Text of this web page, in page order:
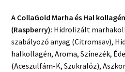
A CollaGold Marha és Hal
(Raspberry): Hidrolizált
szabályozó anyag (Citromsav),
halkollagén, Aroma, Színezék,
(Aceszulfám-K, Szukralóz),